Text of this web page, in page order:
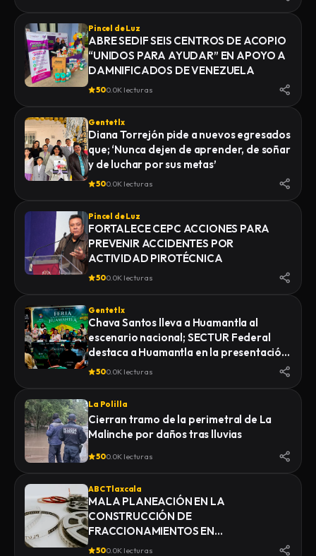
Pincel de Luz
ABRE SEDIF SEIS CENTROS DE ACOPIO
“UNIDOS PARA AYUDAR” EN APOYO A
DAMNIFICADOS DE VENEZUELA
500.0K lecturas
Gentetlx
Diana Torrejón pide a nuevos egresados
que; ‘Nunca dejen de aprender, de soñar
y de luchar por sus metas’
500.0K lecturas
Pincel de Luz
FORTALECE CEPC ACCIONES PARA
PREVENIR ACCIDENTES POR
ACTIVIDAD PIROTÉCNICA
500.0K lecturas
Gentetlx
Chava Santos lleva a Huamantla al
escenario nacional; SECTUR Federal
destaca a Huamantla en la presentación
de su feria 2026
500.0K lecturas
La Polilla
Cierran tramo de la perimetral de La
Malinche por daños tras lluvias
500.0K lecturas
ABC Tlaxcala
MALA PLANEACIÓN EN LA
CONSTRUCCIÓN DE
FRACCIONAMIENTOS EN
YAUHQUEMEHCAN GENERA QUE
500.0K lecturas